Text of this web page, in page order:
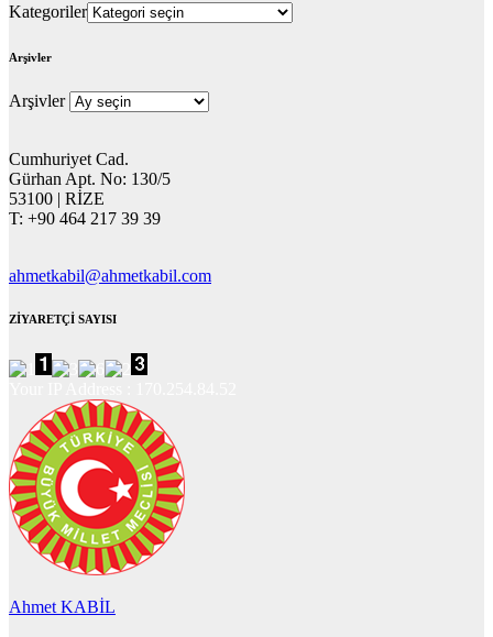
Kategoriler
Arşivler
Arşivler
Cumhuriyet Cad.
Gürhan Apt. No: 130/5
53100 | RİZE
T: +90 464 217 39 39
ahmetkabil@ahmetkabil.com
ZİYARETÇİ SAYISI
Ahmet KABİL